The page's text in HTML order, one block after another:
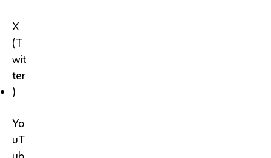
X
(T
wit
ter
)
Yo
uT